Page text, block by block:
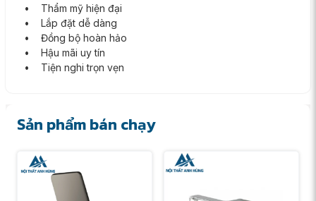
• Thẩm mỹ hiện đại
• Lắp đặt dễ dàng
• Đồng bộ hoàn hảo
• Hậu mãi uy tín
• Tiện nghi trọn vẹn
Sản phẩm bán chạy